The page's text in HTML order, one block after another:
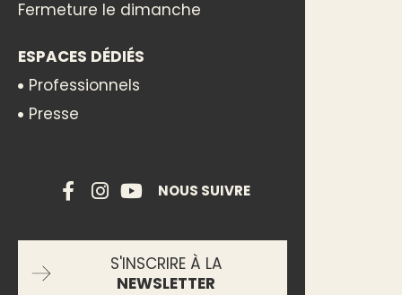
Fermeture le dimanche
ESPACES DÉDIÉS
Professionnels
Presse
NOUS SUIVRE
S'INSCRIRE À LA
NEWSLETTER